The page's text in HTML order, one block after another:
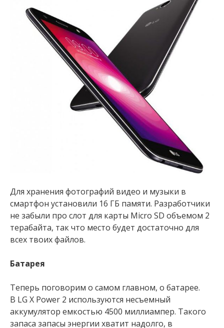
Для хранения фотографий видео и музыки в
смартфон установили 16 ГБ памяти. Разработчики
не забыли про слот для карты Micro SD объемом 2
терабайта, так что место будет достаточно для
всех твоих файлов.
Батарея
Теперь поговорим о самом главном, о батарее.
В LG X Power 2 используются несъемный
аккумулятор емкостью 4500 миллиампер. Такого
запаса запасы энергии хватит надолго, в